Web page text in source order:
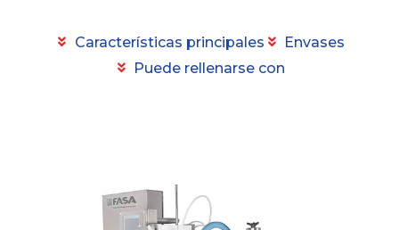
Características principales
Envases
Puede rellenarse con